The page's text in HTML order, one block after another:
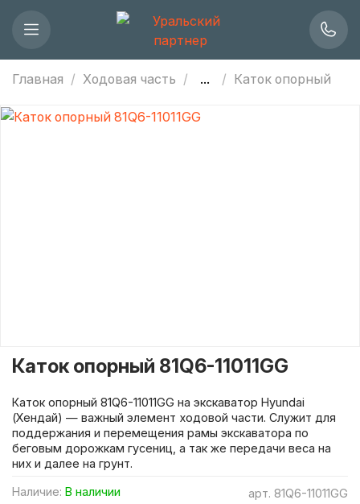
Главная Ходовая часть ... Каток опорный
арт. 81Q6-11011GG
Наличие: В наличии
Каток опорный 81Q6-11011GG
Каток опорный 81Q6-11011GG на экскаватор Hyundai
(Хендай) — важный элемент ходовой части. Служит для
поддержания и перемещения рамы экскаватора по
беговым дорожкам гусениц, а так же передачи веса на
них и далее на грунт.